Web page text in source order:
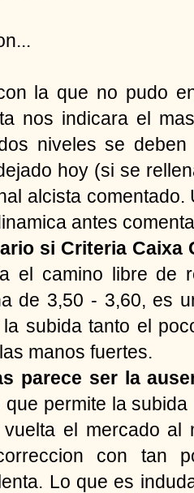
la que no pudo
nos indicara el
niveles se
hoy (si se
alcista
antes
si Criteria Caixa
el camino libre de
de 3,50 - 3,60, es
subida tanto el
manos fuertes.
parece ser la
que permite la
el mercado al
con tan
Lo que es